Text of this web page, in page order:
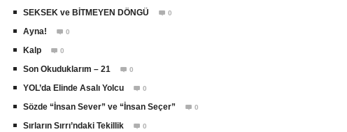
SEKSEK ve BİTMEYEN DÖNGÜ  0
Ayna!  0
Kalp  0
Son Okuduklarım – 21  0
YOL’da Elinde Asalı Yolcu  0
Sözde “İnsan Sever” ve “İnsan Seçer”  0
Sırların Sırrı’ndaki Tekillik  0